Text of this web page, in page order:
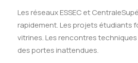
Les réseaux ESSEC et
rapidement. Les projets étudiants
vitrines. Les rencontres
des portes inattendues.